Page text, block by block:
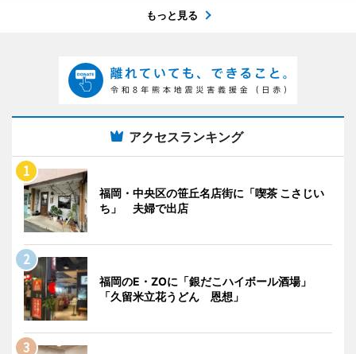
もっと見る
アクセスランキング
福岡・中央区の笹丘名店街に「喫茶 こさじい
ち」 夫婦で出店
福岡のE・ZOに「銀だこハイボール酒場」
「久留米立花うどん 恩想」